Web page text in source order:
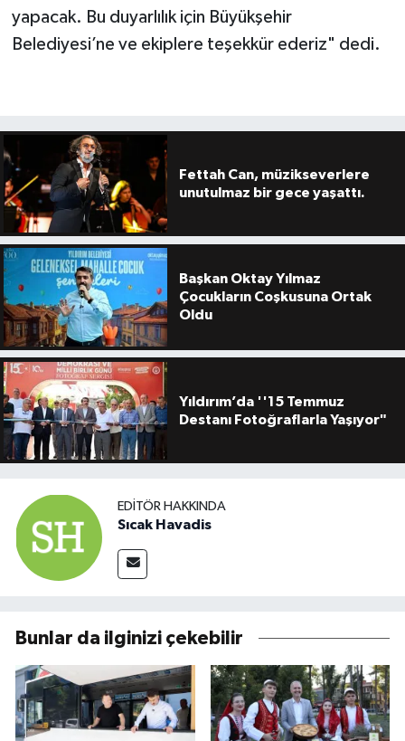
yapacak. Bu duyarlılık için Büyükşehir
Belediyesi’ne ve ekiplere teşekkür ederiz" dedi.
Fettah Can, müzikseverlere
unutulmaz bir gece yaşattı.
Başkan Oktay Yılmaz
Çocukların Coşkusuna Ortak
Oldu
Yıldırım’da ''15 Temmuz
Destanı Fotoğraflarla Yaşıyor"
EDITÖR HAKKINDA
Sıcak Havadis
Bunlar da ilginizi çekebilir